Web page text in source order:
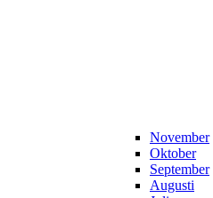
November
Oktober
September
Augusti